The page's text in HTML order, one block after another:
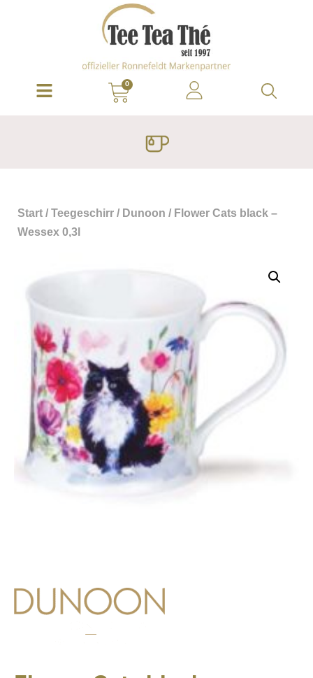
0
Start / Teegeschirr / Dunoon / Flower Cats black –
Wessex 0,3l